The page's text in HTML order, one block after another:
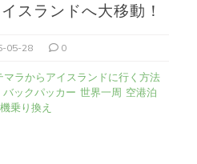
スランドへ大移動！
05-28 0
マラからアイスランドに行く方法
バックパッカー 世界一周 空港泊
乗り換え